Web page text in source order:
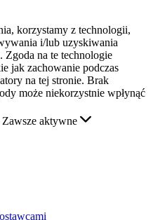
korzystamy z technologii,
i/lub uzyskiwania
Zgoda na te technologie
jak zachowanie podczas
na tej stronie. Brak
może niekorzystnie wpłynąć
Zawsze aktywne